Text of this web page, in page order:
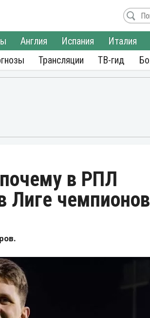
Англия Испания Италия
Трансляции ТВ-гид
в РПЛ
Лиге чемпионов